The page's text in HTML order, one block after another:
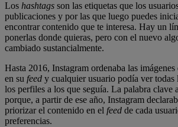
Los hashtags son las etiquetas que los
publicaciones y por las que luego puedes
encontrar contenido que te interesa. Hay un
ponerlas donde quieras, pero con el nuevo
cambiado sustancialmente.
Hasta 2016, Instagram ordenaba las
en su feed y cualquier usuario podía ver todas
los perfiles a los que seguía. La palabra clave
porque, a partir de ese año, Instagram
priorizar el contenido en el feed de cada
preferencias.